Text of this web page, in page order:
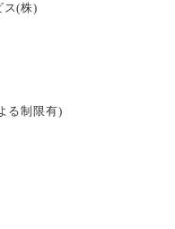
(株)
る制限有)